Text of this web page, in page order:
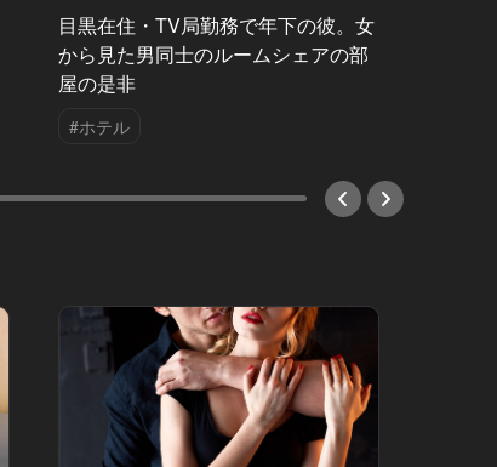
目黒在住・TV局勤務で年下の彼。女
から見た男同士のルームシェアの部
屋の是非
#ホテル